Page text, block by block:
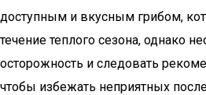
доступным и вкусным грибом,
течение теплого сезона, однако
осторожность и следовать
чтобы избежать неприятных